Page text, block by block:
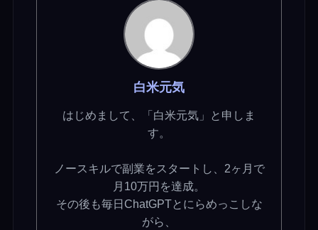
白米元気
はじめまして、「白米元気」と申しま
す。
ノースキルで副業をスタートし、2ヶ月で
月10万円を達成。
その後も毎日ChatGPTとにらめっこしな
がら、